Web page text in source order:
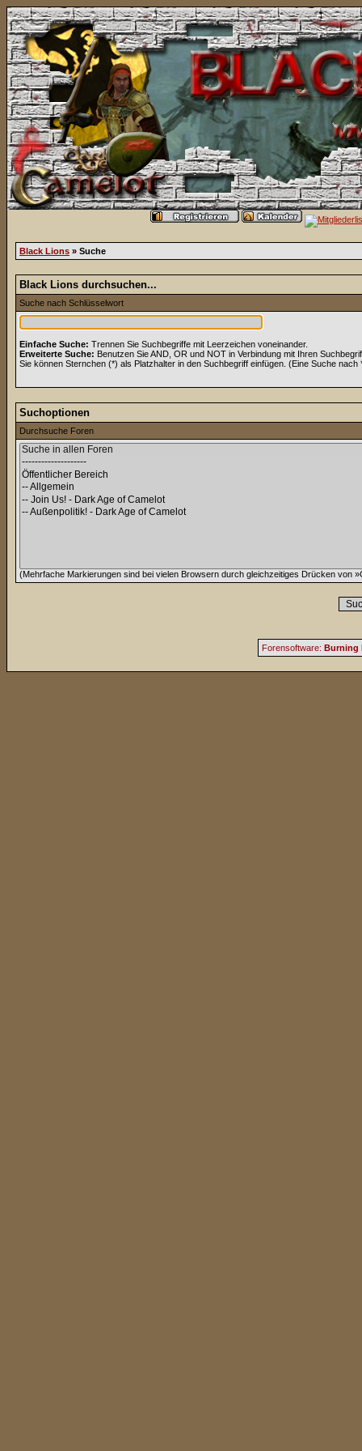
Black Lions » Suche
Black Lions durchsuchen...
Suche nach Schlüsselwort
Einfache Suche: Trennen Sie Suchbegriffe mit Leerzeichen voneinander.
Erweiterte Suche: Benutzen Sie AND, OR und NOT in Verbindung mit Ihren
Sie können Sternchen (*) als Platzhalter in den Suchbegriff einfügen. (Eine Suche
Suchoptionen
Durchsuche Foren
(Mehrfache Markierungen sind bei vielen Browsern durch gleichzeitiges Drücken von
Forensoftware: Burning